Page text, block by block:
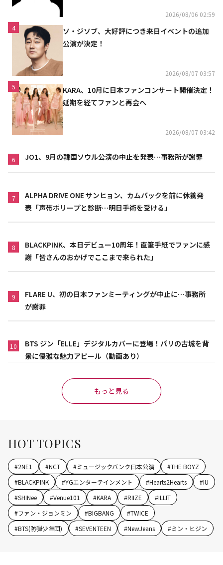
2026/08/06 02:59
4
ソ・ジソブ、大好評につき来日イベントの追加
公演が決定！
2026/08/07 03:57
5
KARA、10月に日本ファンコンサート開催決定！
延期を経てファンと再会へ
2026/08/07 03:42
6 JO1、9月の韓国ソウル公演の中止を発表…事務所が謝罪
7
ALPHA DRIVE ONE サンヒョン、カムバックを前に休養発
表「声帯ポリープと診断…明日手術を受ける」
8
BLACKPINK、本日デビュー10周年！直筆手紙でファンに感
謝「皆さんのおかげでここまで来られた」
9
FLARE U、初の日本ファンミーティングが中止に…事務所
が謝罪
10
BTS ジン「ELLE」デジタルカバーに登場！パリの古城を背
景に優雅な魅力アピール（動画あり）
もっと見る
HOT TOPICS
#2NE1 #NCT #ミュージックバンク日本公演 #THE BOYZ
#BLACKPINK #YGエンターテインメント #Hearts2Hearts #IU
#SHINee #Venue101 #KARA #RIIZE #ILLIT
#ファン・ジョンミン #BIGBANG #TWICE
#BTS(防弾少年団) #SEVENTEEN #NewJeans #ミン・ヒジン